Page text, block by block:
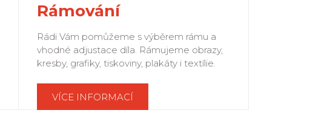
Rámování
Rádi Vám pomůžeme s výběrem rámu a
vhodné adjustace díla. Rámujeme obrazy,
kresby, grafiky, tiskoviny, plakáty i textílie.
VÍCE INFORMACÍ